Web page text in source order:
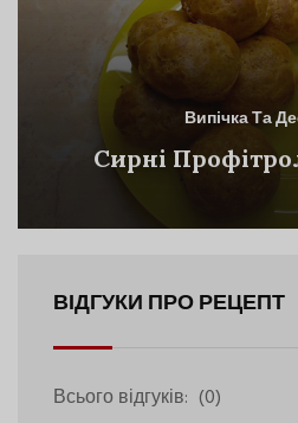
Випічка Та
Сирні
ВІДГУКИ ПРО РЕЦЕПТ
Всього відгуків: (0)